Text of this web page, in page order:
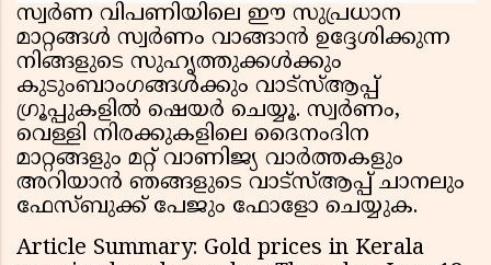
സ്വര്‍ണ വിപണിയിലെ ഈ സുപ്രധാന
മാറ്റങ്ങള്‍ സ്വര്‍ണം വാങ്ങാന്‍ ഉദ്ദേശിക്കുന്ന
നിങ്ങളുടെ സുഹൃത്തുക്കള്‍ക്കും
കുടുംബാംഗങ്ങള്‍ക്കും വാട്സ്ആപ്പ്
ഗ്രൂപ്പുകളില്‍ ഷെയര്‍ ചെയ്യൂ. സ്വര്‍ണം,
വെള്ളി നിരക്കുകളിലെ ദൈനംദിന
മാറ്റങ്ങളും മറ്റ് വാണിജ്യ വാര്‍ത്തകളും
അറിയാന്‍ ഞങ്ങളുടെ വാട്സ്ആപ്പ് ചാനലും
ഫേസ്ബുക്ക് പേജും ഫോളോ ചെയ്യുക.
Article Summary: Gold prices in Kerala